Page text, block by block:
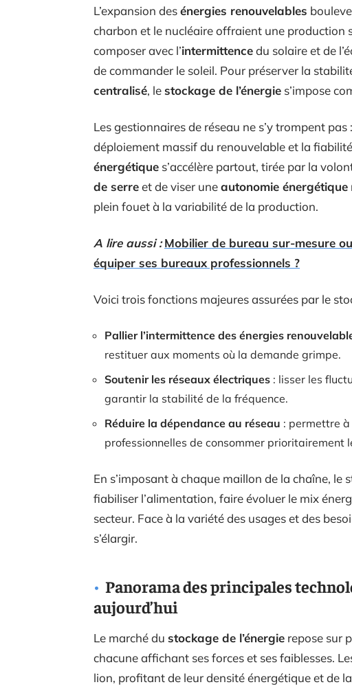
L’expansion desénergies renouvelables
charbon et le nucléaire offraient une production
composer avec l’intermittencedu solaire et de
de commander le soleil. Pour préserver la
centralisé, lestockage de l’énergie s’impose
Les gestionnaires de réseau ne s’y trompent pas
déploiement massif du renouvelable et la
énergétique s’accélère partout, tirée par la
de serreet de viser uneautonomie énergétique
plein fouet à la variabilité de la production.
A lire aussi : Mobilier de bureau sur-mesure
équiper ses bureaux professionnels ?
Voici trois fonctions majeures assurées par le
Pallier l’intermittence des énergies
restituer aux moments où la demande grimpe.
Soutenir les réseaux électriques : lisser les
garantir la stabilité de la fréquence.
Réduire la dépendance au réseau : permettre
professionnelles de consommer prioritairement
En s’imposant à chaque maillon de la chaîne,
fiabiliser l’alimentation, faire évoluer le mix
secteur. Face à la variété des usages et des
s’élargir.
Panorama des principales
aujourd’hui
Le marché du stockage de l’énergie repose sur
chacune affichant ses forces et ses faiblesses.
lion, profitant de leur densité énergétique et de